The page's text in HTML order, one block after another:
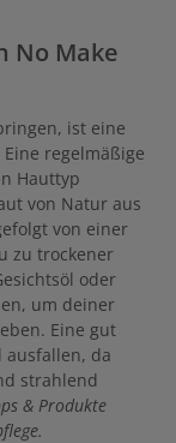
No Make
ist eine
regelmäßige
Hauttyp
von Natur aus
von einer
zu trockener
oder
um deiner
Eine gut
ausfallen, da
strahlend
& Produkte